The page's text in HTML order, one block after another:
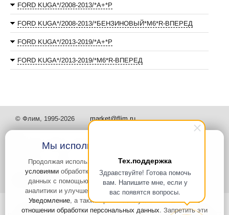
Тех.поддержка
Здравствуйте! Готова помочь
вам. Напишите мне, если у
вас появятся вопросы.
FORD KUGA*/2008-2013/*А+*P
FORD KUGA*/2008-2013/*БЕНЗИНОВЫЙ*М6*R-ВПЕРЕД
FORD KUGA*/2013-2019/*А+*P
FORD KUGA*/2013-2019/*М6*R-ВПЕРЕД
© Флим, 1995-2026 market@flim.ru
Задать вопрос Контакты
Интернет-сайт носит информационный характер и не является
Мы используем файлы Cookies
Продолжая использовать наш сайт, высоглашаетесь с
условиями обработки cookie-файлов и пользовательских
данных с помощью Яндекс.Метрика, необходимых для
аналитики и улучшения качества работы сайта и сервиса
Уведомление, а также принимаете условияПолитики в
отношении обработки персональных данных. Запретить эти